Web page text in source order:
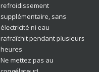
refroidissement
supplémentaire, sans
électricité ni eau
rafraîchit pendant plusieurs
heures
Ne mettez pas au